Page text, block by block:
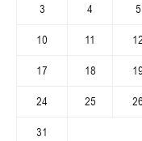
3
4 5
10
11 12
17
18 19
24
25 26
31